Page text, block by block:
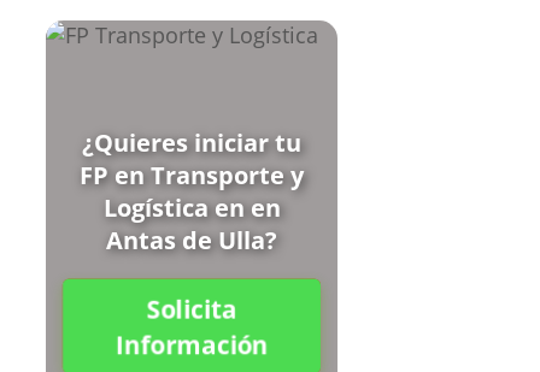
¿Quieres iniciar tu
FP en Transporte y
Logística en en
Antas de Ulla?
Solicita
Información